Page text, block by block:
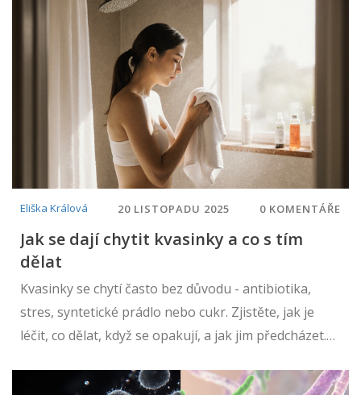
Eliška Králová 20 LISTOPADU 2025 0 KOMENTÁŘE
Jak se dají chytit kvasinky a co s tím
dělat
Kvasinky se chytí často bez důvodu - antibiotika,
stres, syntetické prádlo nebo cukr. Zjistěte, jak je
léčit, co dělat, když se opakují, a jak jim předcházet.